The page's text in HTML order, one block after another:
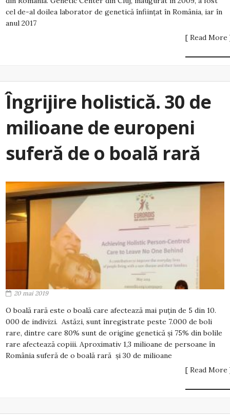
cel de-al doilea laborator de genetică înființat în România, iar în
anul 2017
[ Read More
Îngrijire holistică. 30 de
milioane de europeni
suferă de o boală rară
20 mai 2019
O boală rară este o boală care afectează mai puţin de 5 din 10.
000 de indivizi. Astăzi, sunt înregistrate peste 7.000 de boli
rare, dintre care 80% sunt de origine genetică şi 75% din bolile
rare afectează copiii. Aproximativ 1,3 milioane de persoane în
România suferă de o boală rară şi 30 de milioane
[ Read More